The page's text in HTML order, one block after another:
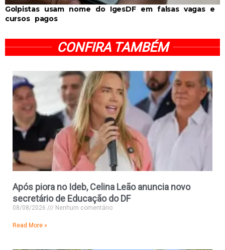
Golpistas usam nome do IgesDF em falsas vagas e
cursos pagos
CONFIRA TAMBÉM
Após piora no Ideb, Celina Leão anuncia novo
secretário de Educação do DF
08/08/2026 Nenhum comentário
Read More »